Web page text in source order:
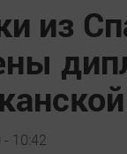
из
10:42